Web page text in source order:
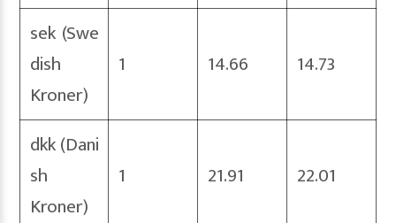
sek (Swe
dish
Kroner)
1 14.66 14.73
dkk (Dani
sh
Kroner)
1 21.91 22.01